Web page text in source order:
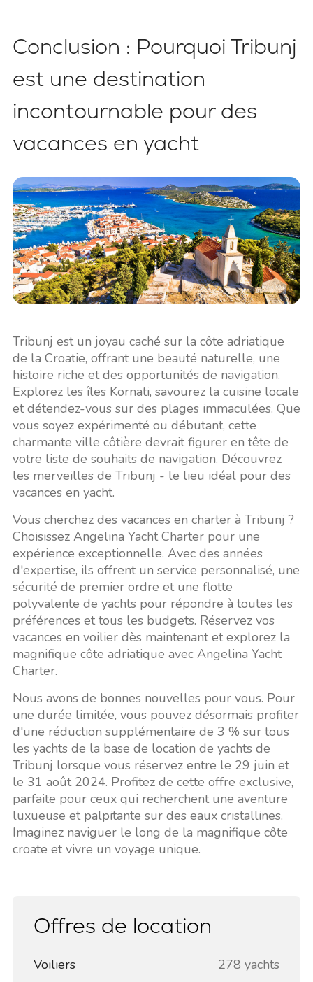
Conclusion : Pourquoi Tribunj
est une destination
incontournable pour des
vacances en yacht
Tribunj est un joyau caché sur la côte adriatique
de la Croatie, offrant une beauté naturelle, une
histoire riche et des opportunités de navigation.
Explorez les îles Kornati, savourez la cuisine locale
et détendez-vous sur des plages immaculées. Que
vous soyez expérimenté ou débutant, cette
charmante ville côtière devrait figurer en tête de
votre liste de souhaits de navigation. Découvrez
les merveilles de Tribunj - le lieu idéal pour des
vacances en yacht.
Vous cherchez des vacances en charter à Tribunj ?
Choisissez Angelina Yacht Charter pour une
expérience exceptionnelle. Avec des années
d'expertise, ils offrent un service personnalisé, une
sécurité de premier ordre et une flotte
polyvalente de yachts pour répondre à toutes les
préférences et tous les budgets. Réservez vos
vacances en voilier dès maintenant et explorez la
magnifique côte adriatique avec Angelina Yacht
Charter.
Nous avons de bonnes nouvelles pour vous. Pour
une durée limitée, vous pouvez désormais profiter
d'une réduction supplémentaire de 3 % sur tous
les yachts de la base de location de yachts de
Tribunj lorsque vous réservez entre le 29 juin et
le 31 août 2024. Profitez de cette offre exclusive,
parfaite pour ceux qui recherchent une aventure
luxueuse et palpitante sur des eaux cristallines.
Imaginez naviguer le long de la magnifique côte
croate et vivre un voyage unique.
Offres de location
Voiliers
278 yachts